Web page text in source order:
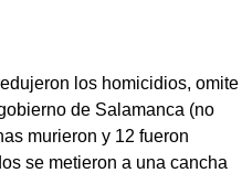
los homicidios, omite
de Salamanca (no
murieron y 12 fueron
se metieron a una cancha